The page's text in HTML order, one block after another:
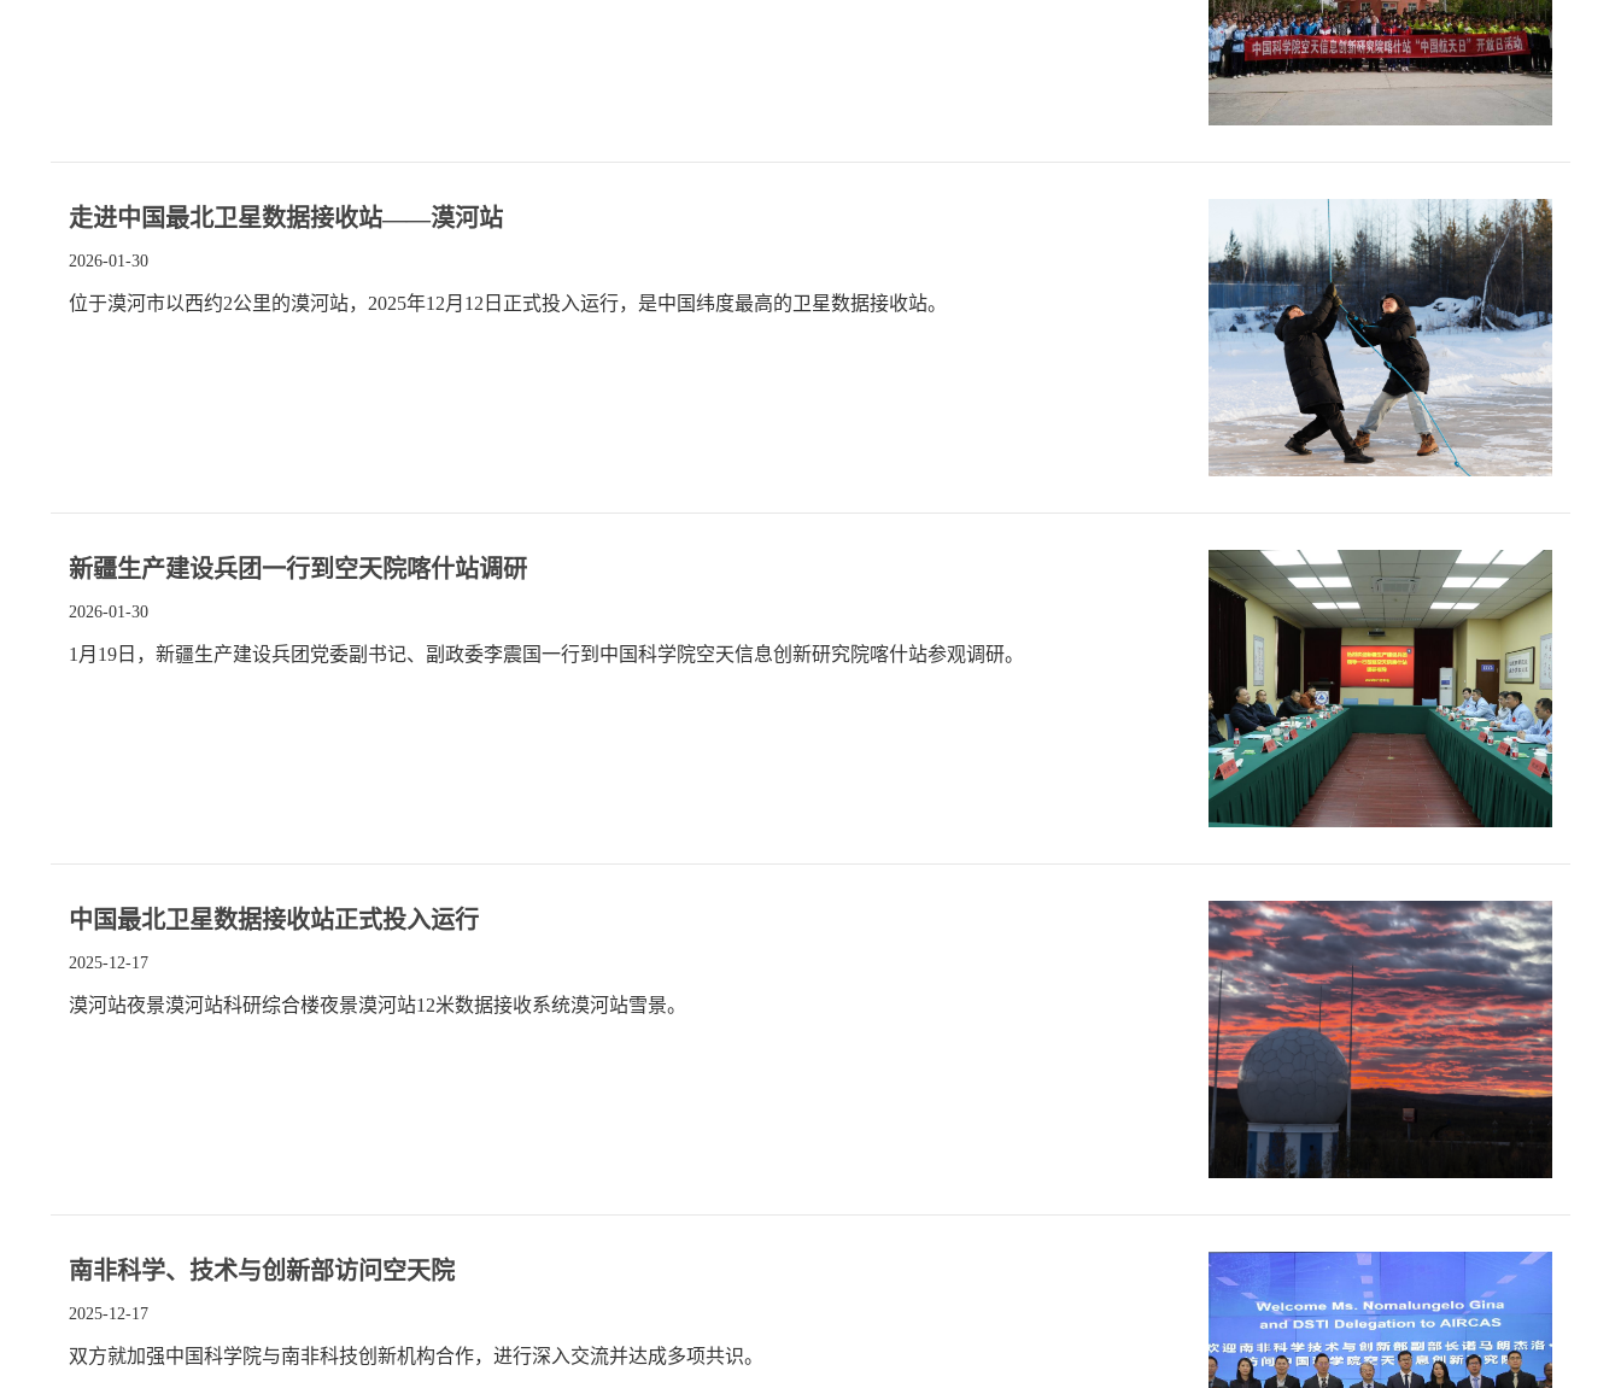
走进中国最北卫星数据接收站——漠河站
2026-01-30
位于漠河市以西约2公里的漠河站，2025年12月12日正式投入运行，是中国纬度最高的卫星数据接收站。
新疆生产建设兵团一行到空天院喀什站调研
2026-01-30
1月19日，新疆生产建设兵团党委副书记、副政委李震国一行到中国科学院空天信息创新研究院喀什站参观调研。
中国最北卫星数据接收站正式投入运行
2025-12-17
漠河站夜景漠河站科研综合楼夜景漠河站12米数据接收系统漠河站雪景。
南非科学、技术与创新部访问空天院
2025-12-17
双方就加强中国科学院与南非科技创新机构合作，进行深入交流并达成多项共识。